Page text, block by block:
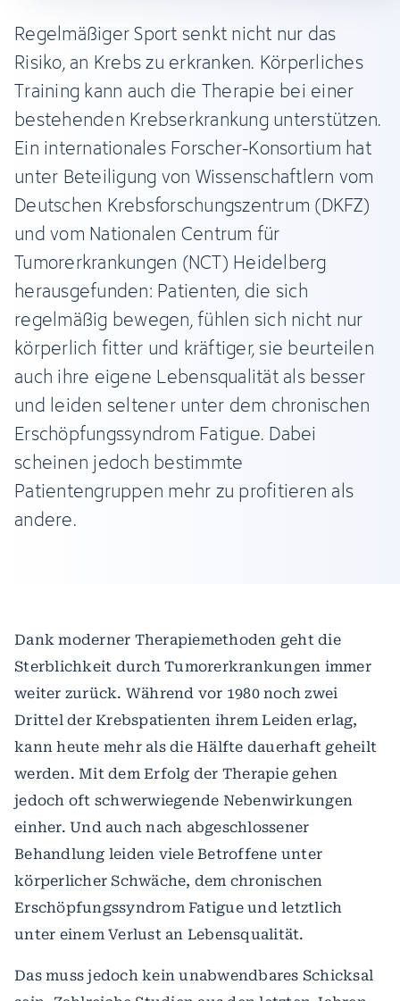
Regelmäßiger Sport senkt nicht nur das
Risiko, an Krebs zu erkranken. Körperliches
Training kann auch die Therapie bei einer
bestehenden Krebserkrankung unterstützen.
Ein internationales Forscher-Konsortium hat
unter Beteiligung von Wissenschaftlern vom
Deutschen Krebsforschungszentrum (DKFZ)
und vom Nationalen Centrum für
Tumorerkrankungen (NCT) Heidelberg
herausgefunden: Patienten, die sich
regelmäßig bewegen, fühlen sich nicht nur
körperlich fitter und kräftiger, sie beurteilen
auch ihre eigene Lebensqualität als besser
und leiden seltener unter dem chronischen
Erschöpfungssyndrom Fatigue. Dabei
scheinen jedoch bestimmte
Patientengruppen mehr zu profitieren als
andere.
Dank moderner Therapiemethoden geht die
Sterblichkeit durch Tumorerkrankungen immer
weiter zurück. Während vor 1980 noch zwei
Drittel der Krebspatienten ihrem Leiden erlag,
kann heute mehr als die Hälfte dauerhaft geheilt
werden. Mit dem Erfolg der Therapie gehen
jedoch oft schwerwiegende Nebenwirkungen
einher. Und auch nach abgeschlossener
Behandlung leiden viele Betroffene unter
körperlicher Schwäche, dem chronischen
Erschöpfungssyndrom Fatigue und letztlich
unter einem Verlust an Lebensqualität.
Das muss jedoch kein unabwendbares Schicksal